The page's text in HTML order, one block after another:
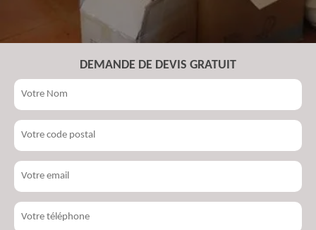
DEMANDE DE DEVIS GRATUIT